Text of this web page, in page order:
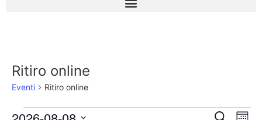
Ritiro online
Eventi Ritiro online
Cerca